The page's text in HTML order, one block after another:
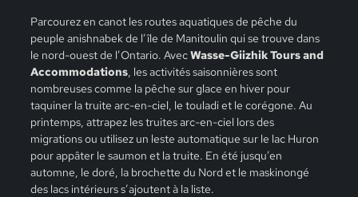
Parcourez en canot les routes aquatiques de pêche du
peuple anishnabek de l’île de Manitoulin qui se trouve dans
le nord-ouest de l’Ontario. AvecWasse-Giizhik Tours and
Accommodations, les activités saisonnières sont
nombreuses comme la pêche sur glace en hiver pour
taquiner la truite arc-en-ciel, le touladi et le corégone. Au
printemps, attrapez les truites arc-en-ciel lors des
migrations ou utilisez un leste automatique sur le lac Huron
pour appâter le saumon et la truite. En été jusqu’en
automne, le doré, la brochette du Nord et le maskinongé
des lacs intérieurs s’ajoutent à la liste.